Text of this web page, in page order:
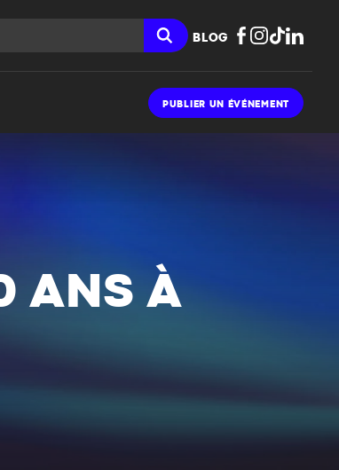
BLOG
PUBLIER UN ÉVÉNEMENT
ANS À